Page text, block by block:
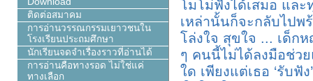
โมโม่ฟังได้เสมอ และ
เหล่านั้นก็จะกลับไปพ
โล่งใจ สุขใจ ... เด็ก
ๆ คนนี้ไม่ได้ลงมือช่ว
ใด เพียงแต่เธอ ‘รับฟัง
ติดต่อสมาคม
การอ่านวรรณกรรมเยาวชนใน
โรงเรียนประถมศึกษา
นักเรียนจดจำเรื่องราวที่อ่านได้
การอ่านคือทางรอด ไม่ใช่แค่
ทางเลือก